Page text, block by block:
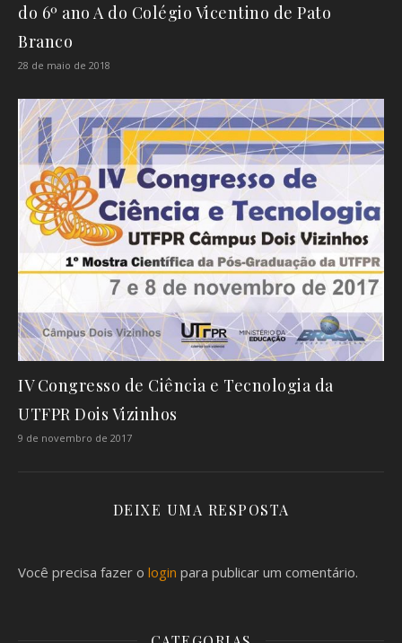
do 6º ano A do Colégio Vicentino de Pato
Branco
28 de maio de 2018
IV Congresso de Ciência e Tecnologia da
UTFPR Dois Vizinhos
9 de novembro de 2017
DEIXE UMA RESPOSTA
Você precisa fazer o login para publicar um comentário.